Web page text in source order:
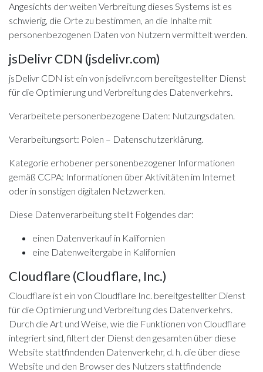
Angesichts der weiten Verbreitung dieses Systems ist es
schwierig, die Orte zu bestimmen, an die Inhalte mit
personenbezogenen Daten von Nutzern vermittelt werden.
jsDelivr CDN (jsdelivr.com)
jsDelivr CDN ist ein von jsdelivr.com bereitgestellter Dienst
für die Optimierung und Verbreitung des Datenverkehrs.
Verarbeitete personenbezogene Daten: Nutzungsdaten.
Verarbeitungsort: Polen – Datenschutzerklärung.
Kategorie erhobener personenbezogener Informationen
gemäß CCPA: Informationen über Aktivitäten im Internet
oder in sonstigen digitalen Netzwerken.
Diese Datenverarbeitung stellt Folgendes dar:
einen Datenverkauf in Kalifornien
eine Datenweitergabe in Kalifornien
Cloudflare (Cloudflare, Inc.)
Cloudflare ist ein von Cloudflare Inc. bereitgestellter Dienst
für die Optimierung und Verbreitung des Datenverkehrs.
Durch die Art und Weise, wie die Funktionen von Cloudflare
integriert sind, filtert der Dienst den gesamten über diese
Website stattfindenden Datenverkehr, d. h. die über diese
Website und den Browser des Nutzers stattfindende